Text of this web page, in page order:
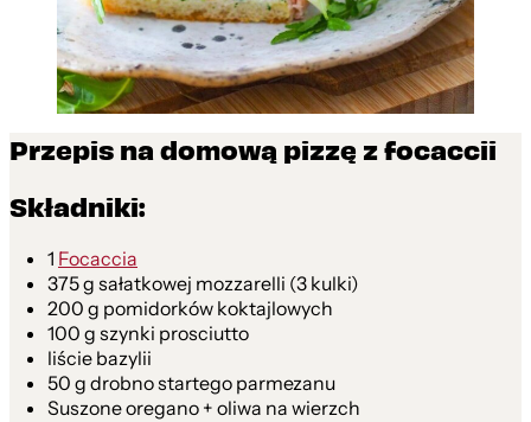
Przepis na domową pizzę z focaccii
Składniki:
1 Focaccia
375 g sałatkowej mozzarelli (3 kulki)
200 g pomidorków koktajlowych
100 g szynki prosciutto
liście bazylii
50 g drobno startego parmezanu
Suszone oregano + oliwa na wierzch